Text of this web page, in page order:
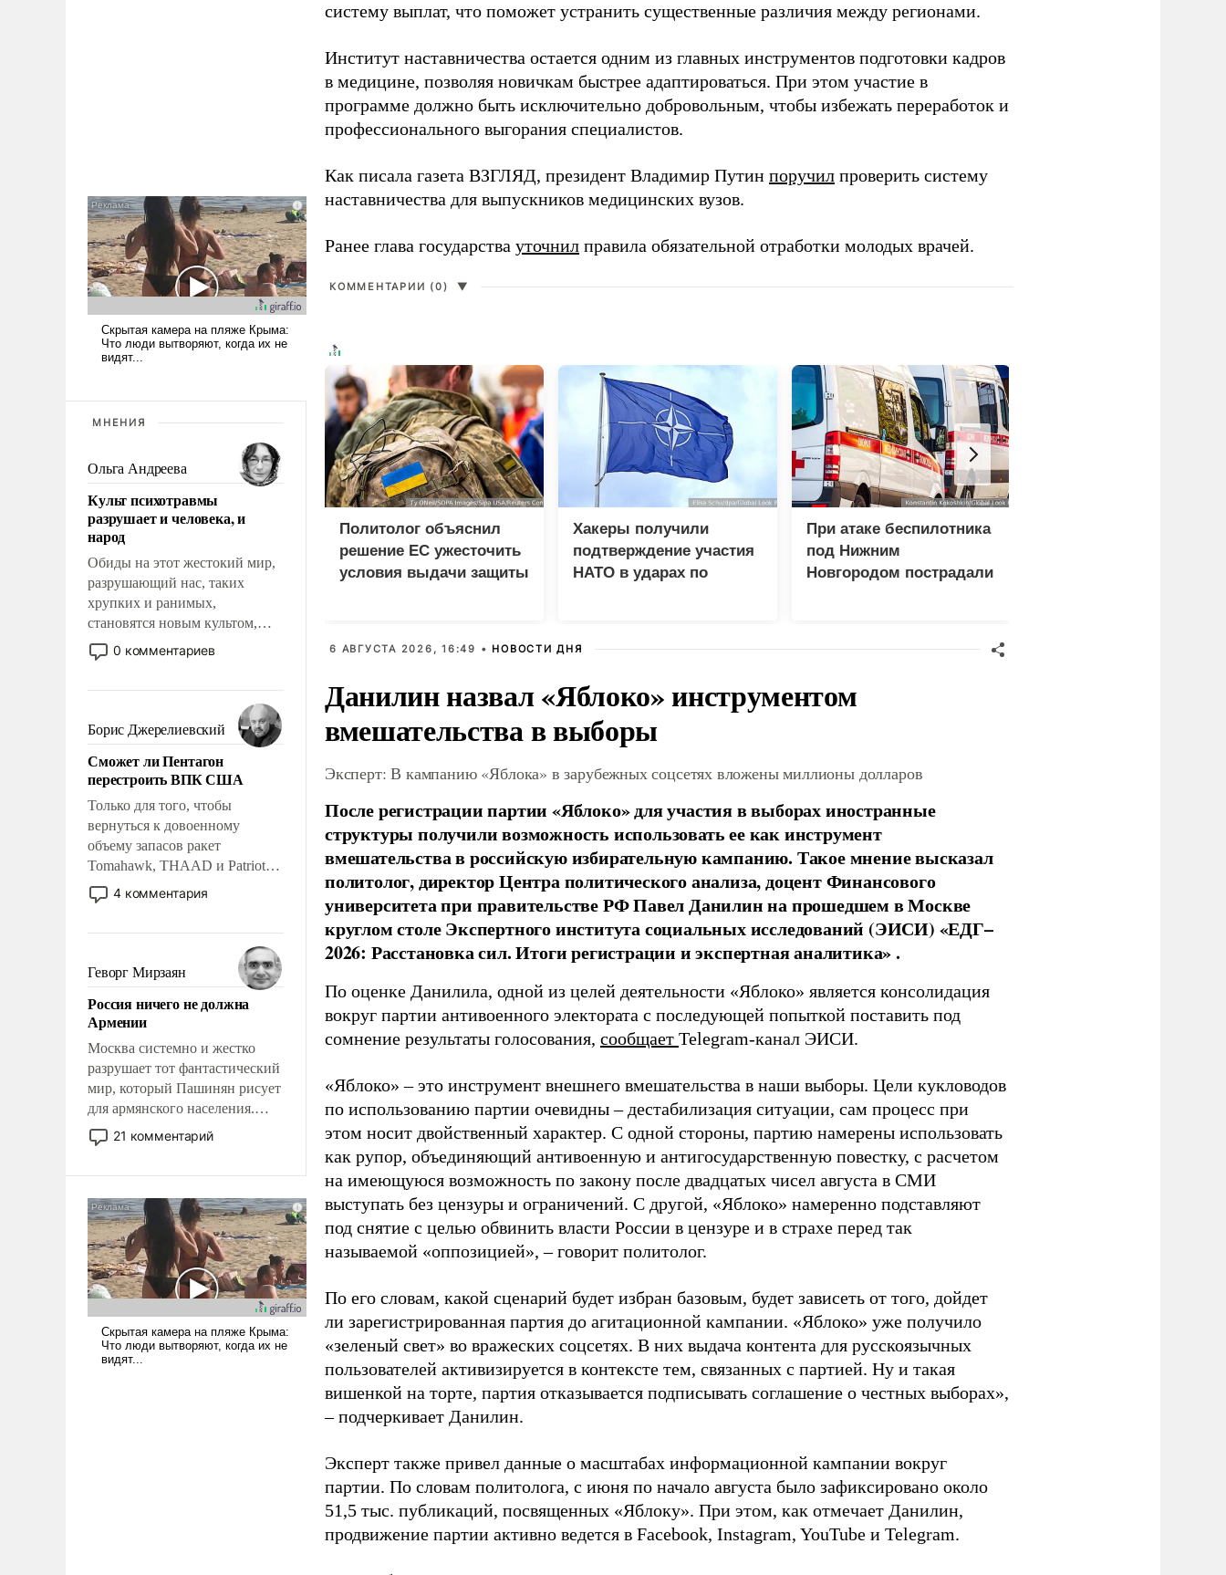
МНЕНИЯ
Ольга Андреева
Культ психотравмы
разрушает и человека, и
народ
Обиды на этот жестокий мир,
разрушающий нас, таких
хрупких и ранимых,
становятся новым культом,
постепенно вытесняя и
отменяя традиционное
мужественным и твердым под
ударами судьбы, брать на себя
ответственность, помогать
слабым, идти вперед и
адаптироваться.
0 комментариев
Борис Джерелиевский
Сможет ли Пентагон
перестроить ВПК США
Только для того, чтобы
вернуться к довоенному
объему запасов ракет
Tomahawk, THAAD и Patriot
США потребуется более трех
лет. Даже небольшая война с
Сложившаяся ситуация
означает многолетний период
уязвимости США, например,
перед Китаем.
4 комментария
Геворг Мирзаян
Россия ничего не должна
Армении
Москва системно и жестко
разрушает тот фантастический
мир, который Пашинян рисует
для армянского населения.
Мир, где политические
прожекты будут безусловно
налогоплательщиков и где
Еревану за свои поступки не
нужно отвечать.
21 комментарий
систему выплат, что поможет устранить существенные различия между регионами.
Институт наставничества остается одним из главных инструментов подготовки кадров
в медицине, позволяя новичкам быстрее адаптироваться. При этом участие в
программе должно быть исключительно добровольным, чтобы избежать переработок и
профессионального выгорания специалистов.
Как писала газета ВЗГЛЯД, президент Владимир Путин поручил проверить систему
наставничества для выпускников медицинских вузов.
Ранее глава государства уточнил правила обязательной отработки молодых врачей.
КОММЕНТАРИИ (0) ▼
Политолог объяснил
решение ЕС ужесточить
условия выдачи защиты
Хакеры получили
подтверждение участия
НАТО в ударах по
При атаке беспилотника
под Нижним
Новгородом пострадали
6 АВГУСТА 2026, 16:49 • НОВОСТИ ДНЯ
Данилин назвал «Яблоко» инструментом
вмешательства в выборы
Эксперт: В кампанию «Яблока» в зарубежных соцсетях вложены миллионы долларов
После регистрации партии «Яблоко» для участия в выборах иностранные
структуры получили возможность использовать ее как инструмент
вмешательства в российскую избирательную кампанию. Такое мнение высказал
политолог, директор Центра политического анализа, доцент Финансового
университета при правительстве РФ Павел Данилин на прошедшем в Москве
круглом столе Экспертного института социальных исследований (ЭИСИ) «ЕДГ–
2026: Расстановка сил. Итоги регистрации и экспертная аналитика» .
По оценке Данилила, одной из целей деятельности «Яблоко» является консолидация
вокруг партии антивоенного электората с последующей попыткой поставить под
сомнение результаты голосования, сообщает Telegram-канал ЭИСИ.
«Яблоко» – это инструмент внешнего вмешательства в наши выборы. Цели кукловодов
по использованию партии очевидны – дестабилизация ситуации, сам процесс при
этом носит двойственный характер. С одной стороны, партию намерены использовать
как рупор, объединяющий антивоенную и антигосударственную повестку, с расчетом
на имеющуюся возможность по закону после двадцатых чисел августа в СМИ
выступать без цензуры и ограничений. С другой, «Яблоко» намеренно подставляют
под снятие с целью обвинить власти России в цензуре и в страхе перед так
называемой «оппозицией», – говорит политолог.
По его словам, какой сценарий будет избран базовым, будет зависеть от того, дойдет
ли зарегистрированная партия до агитационной кампании. «Яблоко» уже получило
«зеленый свет» во вражеских соцсетях. В них выдача контента для русскоязычных
пользователей активизируется в контексте тем, связанных с партией. Ну и такая
вишенкой на торте, партия отказывается подписывать соглашение о честных выборах»,
– подчеркивает Данилин.
Эксперт также привел данные о масштабах информационной кампании вокруг
партии. По словам политолога, с июня по начало августа было зафиксировано около
51,5 тыс. публикаций, посвященных «Яблоку». При этом, как отмечает Данилин,
продвижение партии активно ведется в Facebook, Instagram, YouTube и Telegram.